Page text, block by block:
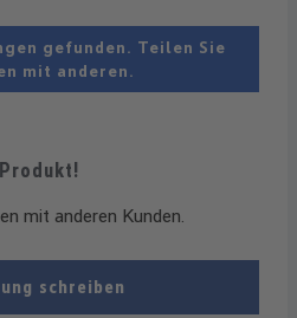
mit anderen Kunden.
schreiben
gefunden. Teilen Sie
mit anderen.